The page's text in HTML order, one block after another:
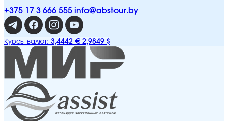
+375 17 3 666 555 info@abstour.by
Курсы валют: 3,4442 € 2,9849 $